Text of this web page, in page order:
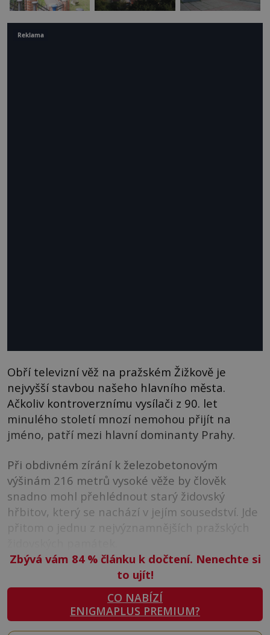
Obří televizní věž na pražském Žižkově je
nejvyšší stavbou našeho hlavního města.
Ačkoliv kontroverznímu vysílači z 90. let
minulého století mnozí nemohou přijít na
jméno, patří mezi hlavní dominanty Prahy.
Při obdivném zírání k železobetonovým
výšinám 216 metrů vysoké věže by člověk
snadno mohl přehlédnout starý židovský
hřbitov, který se nachází v jejím sousedství. Jde
přitom o jednu z nejvýznamnějších pražských
Zbývá vám 84 %článku k dočtení. Nenechte si
to ujít!
CO NABÍZÍ
ENIGMAPLUS PREMIUM?
Reklama